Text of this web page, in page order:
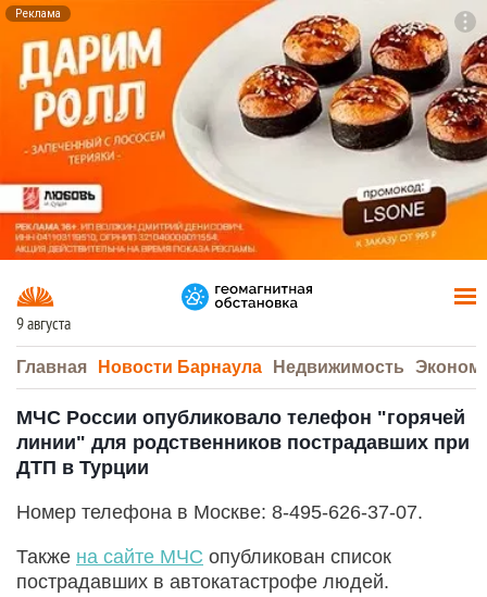
Реклама
9 августа
Главная Новости Барнаула Недвижимость
МЧС России опубликовало телефон "горячей
линии" для родственников пострадавших при
ДТП в Турции
Номер телефона в Москве: 8-495-626-37-07.
Также на сайте МЧС опубликован список
пострадавших в автокатастрофе людей.